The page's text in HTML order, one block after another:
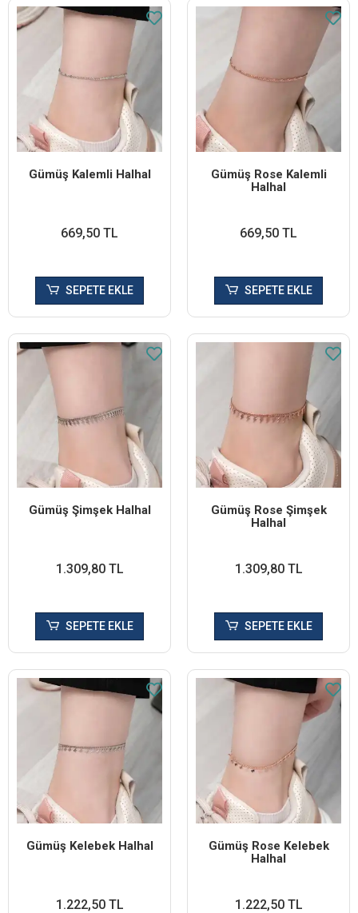
Gümüş Kalemli Halhal
669,50 TL
SEPETE EKLE
Gümüş Rose Kalemli
Halhal
669,50 TL
SEPETE EKLE
Gümüş Şimşek Halhal
1.309,80 TL
SEPETE EKLE
Gümüş Rose Şimşek
Halhal
1.309,80 TL
SEPETE EKLE
Gümüş Kelebek Halhal
1.222,50 TL
Gümüş Rose Kelebek
Halhal
1.222,50 TL